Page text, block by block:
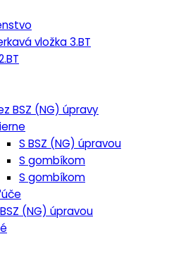
vložka 3.BT
BSZ (NG) úpravy
S BSZ (NG) úpravou
S gombíkom
S gombíkom
(NG) úpravou